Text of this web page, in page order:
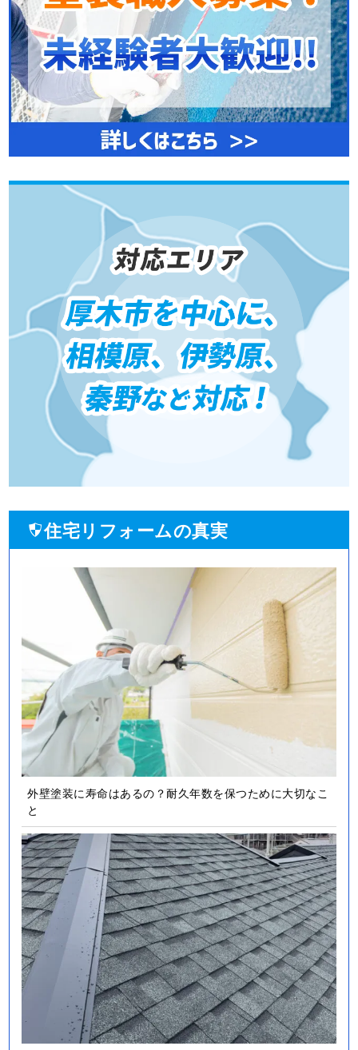
住宅リフォームの真実
外壁塗装に寿命はあるの？耐久年数を保つために大切なこ
と